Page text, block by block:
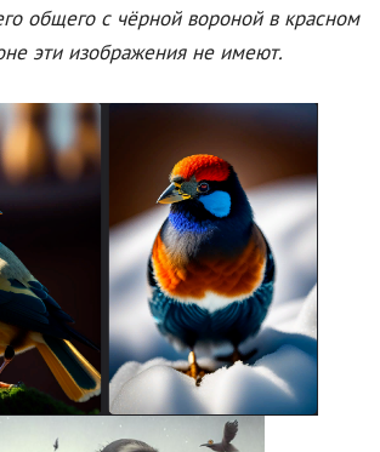
общего с чёрной вороной в красном
эти изображения не имеют.